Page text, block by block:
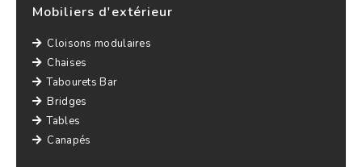
Mobiliers d'extérieur
Cloisons modulaires
Chaises
Tabourets Bar
Bridges
Tables
Canapés